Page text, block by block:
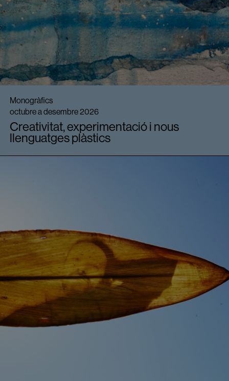
Monogràfics
octubre a desembre 2026
Creativitat, experimentació i nous
llenguatges plàstics